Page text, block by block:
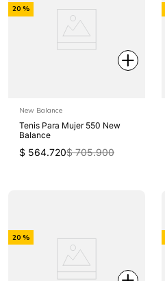
20 %
New Balance
Tenis Para Mujer 550 New
Balance
$ 564.720$ 705.900
20 %